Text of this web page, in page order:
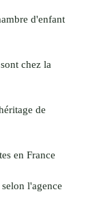
d'enfant
chez la
de
en France
l'agence